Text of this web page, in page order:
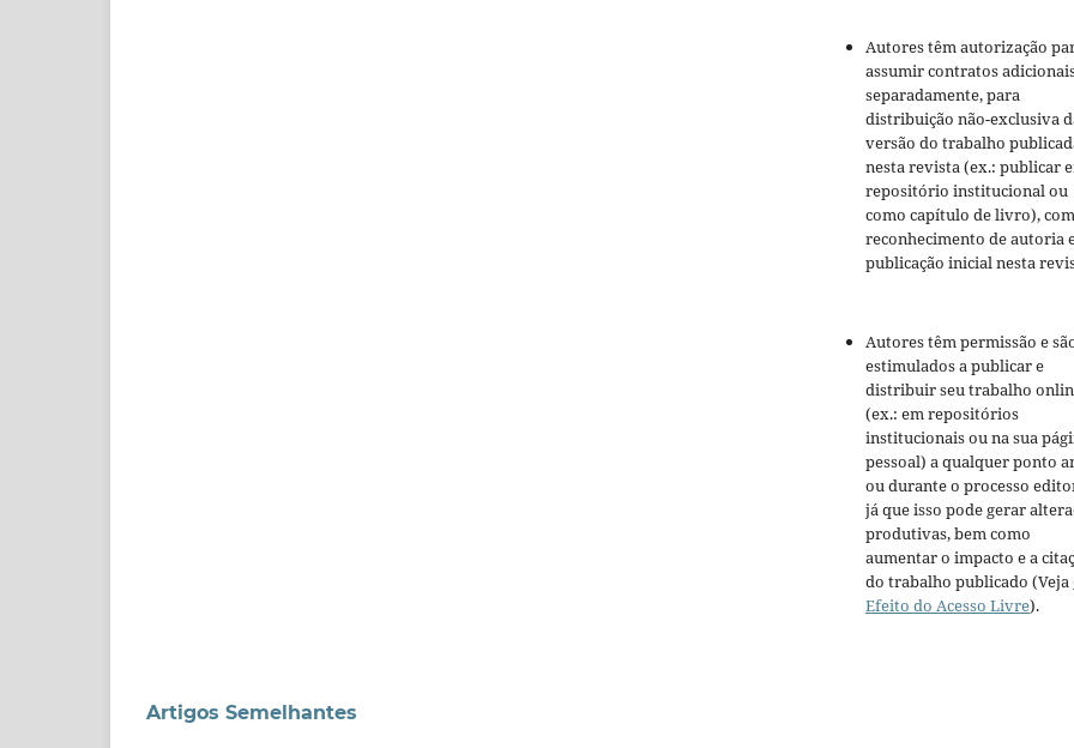
Autores têm autorização
assumir contratos
separadamente, para
distribuição não-exclusiva
versão do trabalho
nesta revista (ex.: publicar
repositório institucional ou
como capítulo de livro), com
reconhecimento de autoria
publicação inicial nesta
Autores têm permissão e
estimulados a publicar e
distribuir seu trabalho
(ex.: em repositórios
institucionais ou na sua
pessoal) a qualquer ponto
ou durante o processo
já que isso pode gerar
produtivas, bem como
aumentar o impacto e a
do trabalho publicado (Veja
Efeito do Acesso Livre).
Artigos Semelhantes